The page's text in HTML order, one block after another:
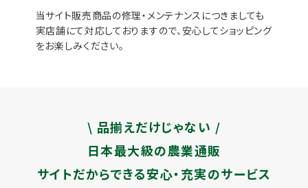
当サイト販売商品の修理・メンテナンスにつきましても
実店舗にて対応しておりますので、安心してショッピング
をお楽しみください。
\ 品揃えだけじゃない /
日本最大級の農業通販
サイトだからできる安心・充実のサービス